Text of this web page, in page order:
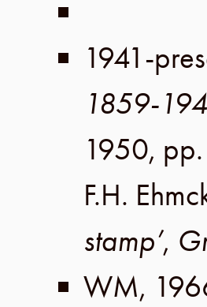
1941-
1859-
1950,
F.H.
stamp’,
WM,